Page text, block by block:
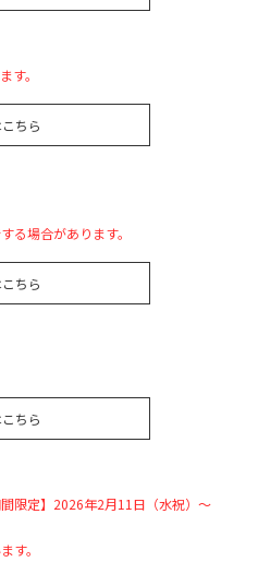
す。
ちら
る場合があります。
ちら
ちら
限定】2026年2月11日（水祝）～
す。